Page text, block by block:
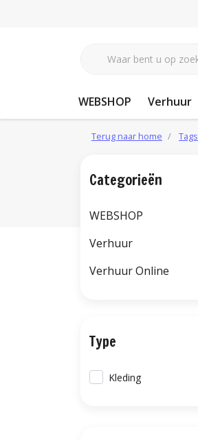
WEBSHOP Verhuur
Terug naar home Tags
Categorieën
WEBSHOP
Verhuur
Verhuur Online
Type
Kleding